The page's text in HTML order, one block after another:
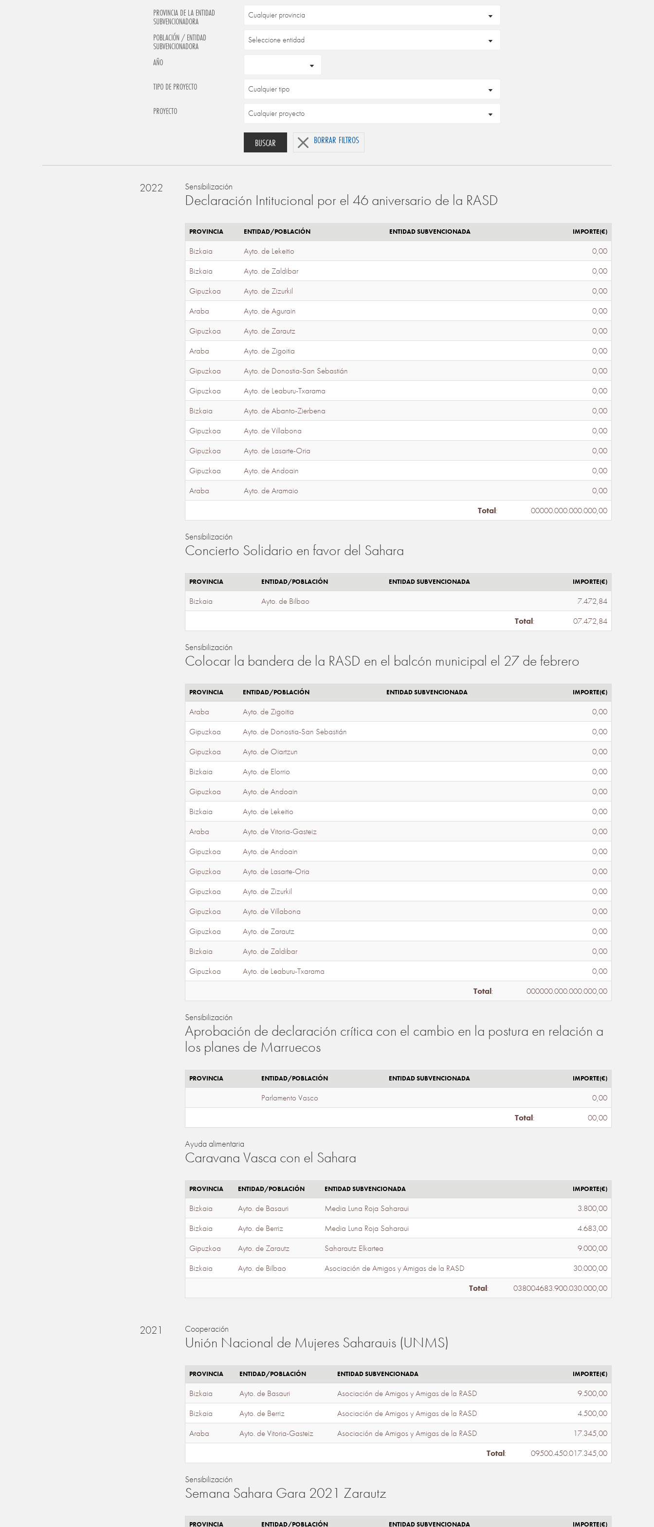
PROVINCIA DE LA ENTIDAD
SUBVENCIONADORA
POBLACIÓN / ENTIDAD
SUBVENCIONADORA
AÑO
TIPO DE PROYECTO
PROYECTO
BUSCAR BORRAR FILTROS
2022 Sensibilización
Declaración Intitucional por el 46 aniversario de la RASD
PROVINCIA ENTIDAD/POBLACIÓN ENTIDAD SUBVENCIONADA IMPORTE(€)
Bizkaia Ayto. de Lekeitio
0,00
Bizkaia
Ayto. de Zaldibar
0,00
Gipuzkoa
Ayto. de Zizurkil
0,00
Araba
Ayto. de Agurain
0,00
Gipuzkoa
Ayto. de Zarautz
0,00
Araba
Ayto. de Zigoitia
0,00
Gipuzkoa
Ayto. de Donostia-San Sebastián
0,00
Gipuzkoa
Ayto. de Leaburu-Txarama
0,00
Bizkaia
Ayto. de Abanto-Zierbena
0,00
Gipuzkoa
Ayto. de Villabona
0,00
Gipuzkoa
Ayto. de Lasarte-Oria
0,00
Gipuzkoa
Ayto. de Andoain
0,00
Araba
Ayto. de Aramaio
0,00
Total: 00000.000.000.000,00
Sensibilización
Concierto Solidario en favor del Sahara
PROVINCIA ENTIDAD/POBLACIÓN ENTIDAD SUBVENCIONADA IMPORTE(€)
Bizkaia Ayto. de Bilbao
7.472,84
Total: 07.472,84
Sensibilización
Colocar la bandera de la RASD en el balcón municipal el 27 de febrero
PROVINCIA ENTIDAD/POBLACIÓN ENTIDAD SUBVENCIONADA IMPORTE(€)
Araba Ayto. de Zigoitia
0,00
Gipuzkoa
Ayto. de Donostia-San Sebastián
0,00
Gipuzkoa
Ayto. de Oiartzun
0,00
Bizkaia
Ayto. de Elorrio
0,00
Gipuzkoa
Ayto. de Andoain
0,00
Bizkaia
Ayto. de Lekeitio
0,00
Araba
Ayto. de Vitoria-Gasteiz
0,00
Gipuzkoa
Ayto. de Andoain
0,00
Gipuzkoa
Ayto. de Lasarte-Oria
0,00
Gipuzkoa
Ayto. de Zizurkil
0,00
Gipuzkoa
Ayto. de Villabona
0,00
Gipuzkoa
Ayto. de Zarautz
0,00
Bizkaia
Ayto. de Zaldibar
0,00
Gipuzkoa
Ayto. de Leaburu-Txarama
0,00
Total: 000000.000.000.000,00
Sensibilización
Aprobación de declaración crítica con el cambio en la postura en relación a
los planes de Marruecos
PROVINCIA ENTIDAD/POBLACIÓN ENTIDAD SUBVENCIONADA IMPORTE(€)
Parlamento Vasco
0,00
Total: 00,00
Ayuda alimentaria
Caravana Vasca con el Sahara
PROVINCIA ENTIDAD/POBLACIÓN ENTIDAD SUBVENCIONADA IMPORTE(€)
Bizkaia Ayto. de Basauri Media Luna Roja Saharaui
3.800,00
Bizkaia
Ayto. de Berriz Media Luna Roja Saharaui
4.683,00
Gipuzkoa
Ayto. de Zarautz Saharautz Elkartea
9.000,00
Bizkaia
Ayto. de Bilbao Asociación de Amigos y Amigas de la RASD
30.000,00
Total: 038004683.900.030.000,00
2021 Cooperación
Unión Nacional de Mujeres Saharauis (UNMS)
PROVINCIA ENTIDAD/POBLACIÓN ENTIDAD SUBVENCIONADA IMPORTE(€)
Bizkaia Ayto. de Basauri Asociación de Amigos y Amigas de la RASD
9.500,00
Bizkaia
Ayto. de Berriz Asociación de Amigos y Amigas de la RASD
4.500,00
Araba
Ayto. de Vitoria-Gasteiz Asociación de Amigos y Amigas de la RASD
17.345,00
Total: 09500.450.017.345,00
Sensibilización
Semana Sahara Gara 2021 Zarautz
PROVINCIA ENTIDAD/POBLACIÓN ENTIDAD SUBVENCIONADA IMPORTE(€)